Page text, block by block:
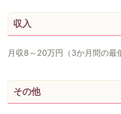
収入
月収8～20万円（3か月間の最
その他